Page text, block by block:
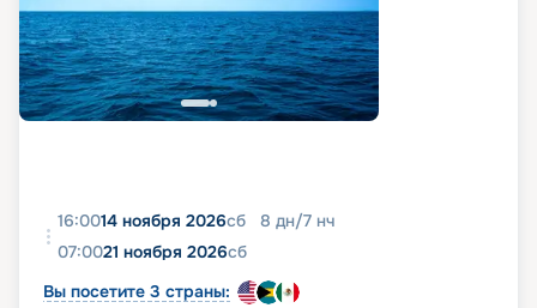
16:0014 ноября 2026сб 8 дн/7 нч
07:0021 ноября 2026сб
Вы посетите 3 страны: